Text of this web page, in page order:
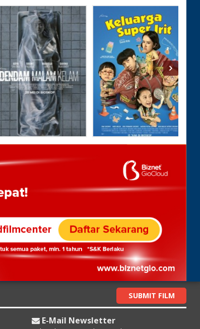
SUBMIT FILM
E-Mail Newsletter